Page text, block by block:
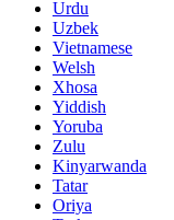
Urdu
Uzbek
Vietnamese
Welsh
Xhosa
Yiddish
Yoruba
Zulu
Kinyarwanda
Tatar
Oriya